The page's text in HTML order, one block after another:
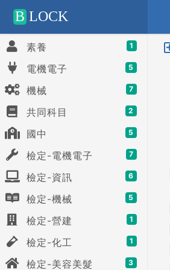
Positive SSL
B LOCK
素養 1
電機電子 5
機械 7
共同科目 2
國中 5
檢定-電機電子 7
檢定-資訊 6
檢定-機械 5
檢定-營建 1
檢定-化工 1
檢定-美容美髮 3